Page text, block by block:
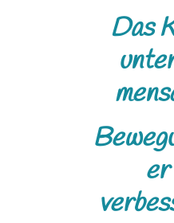
Das
er